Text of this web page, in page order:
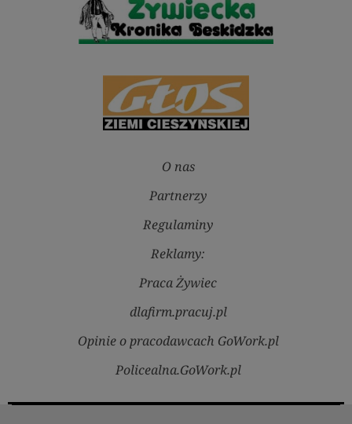
O nas
Partnerzy
Regulaminy
Reklamy:
Praca Żywiec
dlafirm.pracuj.pl
Opinie o pracodawcach GoWork.pl
Policealna.GoWork.pl